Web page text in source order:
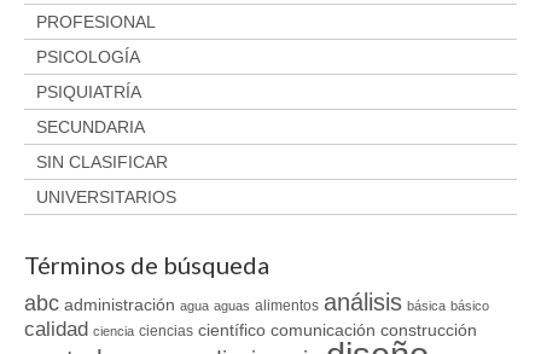
PROFESIONAL
PSICOLOGÍA
PSIQUIATRÍA
SECUNDARIA
SIN CLASIFICAR
UNIVERSITARIOS
Términos de búsqueda
abc administración agua aguas alimentos análisis básica básico
calidad ciencia ciencias científico comunicación construcción